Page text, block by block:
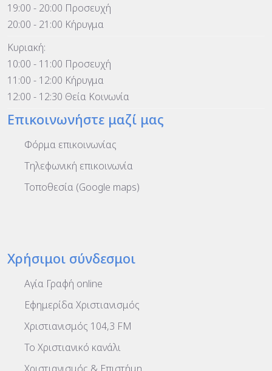
19:00 - 20:00 Προσευχή
20:00 - 21:00 Κήρυγμα
Κυριακή:
10:00 - 11:00 Προσευχή
11:00 - 12:00 Κήρυγμα
12:00 - 12:30 Θεία Κοινωνία
Επικοινωνήστε μαζί μας
Φόρμα επικοινωνίας
Τηλεφωνική επικοινωνία
Τοποθεσία (Google maps)
Χρήσιμοι σύνδεσμοι
Αγία Γραφή online
Εφημερίδα Χριστιανισμός
Χριστιανισμός 104,3 FM
To Χριστιανικό κανάλι